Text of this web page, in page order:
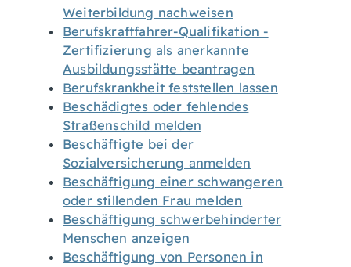
Weiterbildung nachweisen
Berufskraftfahrer-Qualifikation -
Zertifizierung als anerkannte
Ausbildungsstätte beantragen
Berufskrankheit feststellen lassen
Beschädigtes oder fehlendes
Straßenschild melden
Beschäftigte bei der
Sozialversicherung anmelden
Beschäftigung einer schwangeren
oder stillenden Frau melden
Beschäftigung schwerbehinderter
Menschen anzeigen
Beschäftigung von Personen in